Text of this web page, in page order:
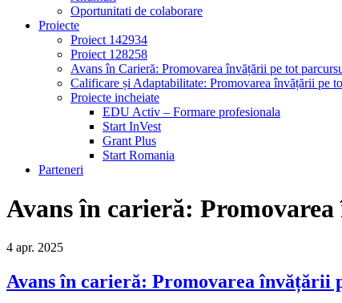
Oportunitati de colaborare
Proiecte
Proiect 142934
Proiect 128258
Avans în Carieră: Promovarea învățării pe tot
Calificare și Adaptabilitate: Promovarea învățării pe
Proiecte incheiate
EDU Activ – Formare profesionala
Start InVest
Grant Plus
Start Romania
Parteneri
Avans în carieră:
4 apr. 2025
Avans în carieră: Promovarea învățării